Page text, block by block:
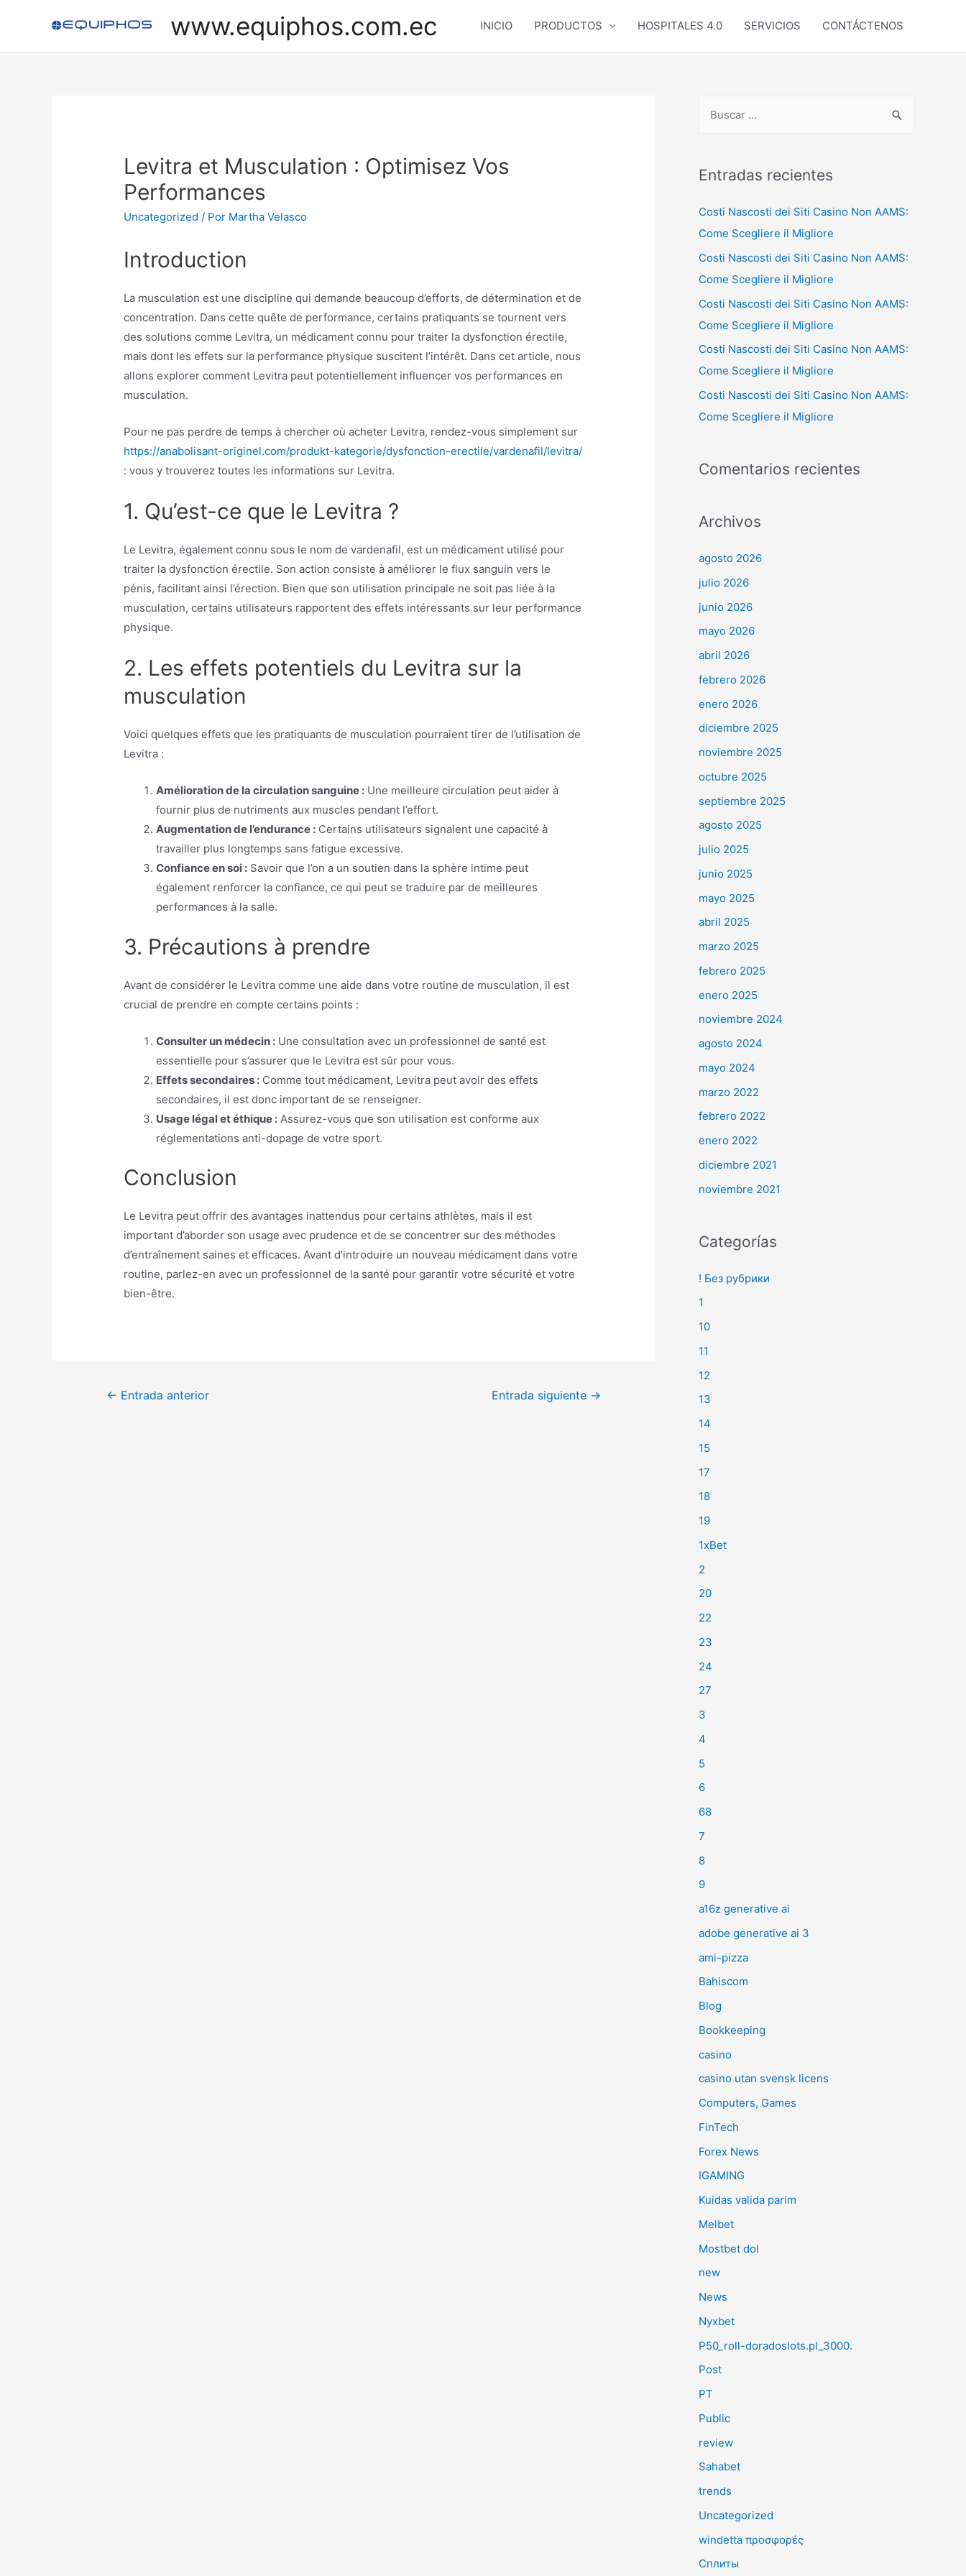
www.equiphos.com.ec INICIO PRODUCTOS HOSPITALES 4.0 SERVICIOS CONTÁCTENOS
Levitra et Musculation : Optimisez Vos
Performances
Uncategorized / Por Martha Velasco
Introduction
La musculation est une discipline qui demande beaucoup d’efforts, de détermination et de
concentration. Dans cette quête de performance, certains pratiquants se tournent vers
des solutions comme Levitra, un médicament connu pour traiter la dysfonction érectile,
mais dont les effets sur la performance physique suscitent l’intérêt. Dans cet article, nous
allons explorer comment Levitra peut potentiellement influencer vos performances en
musculation.
Pour ne pas perdre de temps à chercher où acheter Levitra, rendez-vous simplement sur
https://anabolisant-originel.com/produkt-kategorie/dysfonction-erectile/vardenafil/levitra/
: vous y trouverez toutes les informations sur Levitra.
1. Qu’est-ce que le Levitra ?
Le Levitra, également connu sous le nom de vardenafil, est un médicament utilisé pour
traiter la dysfonction érectile. Son action consiste à améliorer le flux sanguin vers le
pénis, facilitant ainsi l’érection. Bien que son utilisation principale ne soit pas liée à la
musculation, certains utilisateurs rapportent des effets intéressants sur leur performance
physique.
2. Les effets potentiels du Levitra sur la
musculation
Voici quelques effets que les pratiquants de musculation pourraient tirer de l’utilisation de
Levitra :
Amélioration de la circulation sanguine : Une meilleure circulation peut aider à
fournir plus de nutriments aux muscles pendant l’effort.
Augmentation de l’endurance : Certains utilisateurs signalent une capacité à
travailler plus longtemps sans fatigue excessive.
Confiance en soi : Savoir que l’on a un soutien dans la sphère intime peut
également renforcer la confiance, ce qui peut se traduire par de meilleures
performances à la salle.
3. Précautions à prendre
Avant de considérer le Levitra comme une aide dans votre routine de musculation, il est
crucial de prendre en compte certains points :
Consulter un médecin : Une consultation avec un professionnel de santé est
essentielle pour s’assurer que le Levitra est sûr pour vous.
Effets secondaires : Comme tout médicament, Levitra peut avoir des effets
secondaires, il est donc important de se renseigner.
Usage légal et éthique : Assurez-vous que son utilisation est conforme aux
réglementations anti-dopage de votre sport.
Conclusion
Le Levitra peut offrir des avantages inattendus pour certains athlètes, mais il est
important d’aborder son usage avec prudence et de se concentrer sur des méthodes
d’entraînement saines et efficaces. Avant d’introduire un nouveau médicament dans votre
routine, parlez-en avec un professionnel de la santé pour garantir votre sécurité et votre
bien-être.
Navegación
← Entrada anterior Entrada siguiente →
c
r
p
o
r
:
Entradas recientes
Costi Nascosti dei Siti Casino Non AAMS:
Come Scegliere il Migliore
Costi Nascosti dei Siti Casino Non AAMS:
Come Scegliere il Migliore
Costi Nascosti dei Siti Casino Non AAMS:
Come Scegliere il Migliore
Costi Nascosti dei Siti Casino Non AAMS:
Come Scegliere il Migliore
Costi Nascosti dei Siti Casino Non AAMS:
Come Scegliere il Migliore
Comentarios recientes
Archivos
agosto 2026
julio 2026
junio 2026
mayo 2026
abril 2026
febrero 2026
enero 2026
diciembre 2025
noviembre 2025
octubre 2025
septiembre 2025
agosto 2025
julio 2025
junio 2025
mayo 2025
abril 2025
marzo 2025
febrero 2025
enero 2025
noviembre 2024
agosto 2024
mayo 2024
marzo 2022
febrero 2022
enero 2022
diciembre 2021
noviembre 2021
Categorías
! Без рубрики
1
10
11
12
13
14
15
17
18
19
1xBet
2
20
22
23
24
27
3
4
5
6
68
7
8
9
a16z generative ai
adobe generative ai 3
ami-pizza
Bahiscom
Blog
Bookkeeping
casino
casino utan svensk licens
Computers, Games
FinTech
Forex News
IGAMING
Kuidas valida parim
Melbet
Mostbet dol
new
News
Nyxbet
P50_roll-doradoslots.pl_3000.
Post
PT
Public
review
Sahabet
trends
Uncategorized
windetta προσφορές
Сплиты